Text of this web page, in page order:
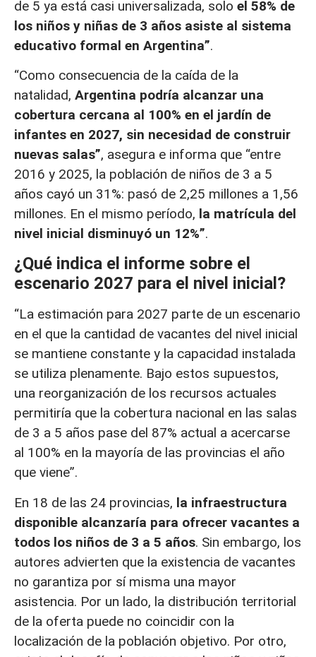
de 5 ya está casi universalizada, solo el 58% de
los niños y niñas de 3 años asiste al sistema
educativo formal en Argentina”.
“Como consecuencia de la caída de la
natalidad, Argentina podría alcanzar una
cobertura cercana al 100% en el jardín de
infantes en 2027, sin necesidad de construir
nuevas salas”, asegura e informa que “entre
2016 y 2025, la población de niños de 3 a 5
años cayó un 31%: pasó de 2,25 millones a 1,56
millones. En el mismo período, la matrícula del
nivel inicial disminuyó un 12%”.
¿Qué indica el informe sobre el
escenario 2027 para el nivel inicial?
“La estimación para 2027 parte de un escenario
en el que la cantidad de vacantes del nivel inicial
se mantiene constante y la capacidad instalada
se utiliza plenamente. Bajo estos supuestos,
una reorganización de los recursos actuales
permitiría que la cobertura nacional en las salas
de 3 a 5 años pase del 87% actual a acercarse
al 100% en la mayoría de las provincias el año
que viene”.
En 18 de las 24 provincias, la infraestructura
disponible alcanzaría para ofrecer vacantes a
todos los niños de 3 a 5 años. Sin embargo, los
autores advierten que la existencia de vacantes
no garantiza por sí misma una mayor
asistencia. Por un lado, la distribución territorial
de la oferta puede no coincidir con la
localización de la población objetivo. Por otro,